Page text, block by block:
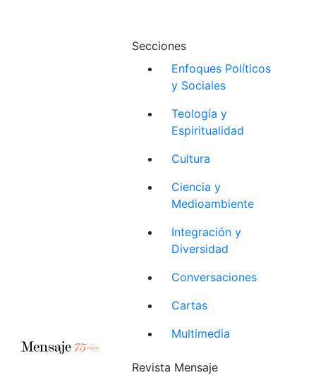
Secciones
Enfoques Políticos
y Sociales
Teología y
Espiritualidad
Cultura
Ciencia y
Medioambiente
Integración y
Diversidad
Conversaciones
Cartas
Multimedia
Revista Mensaje